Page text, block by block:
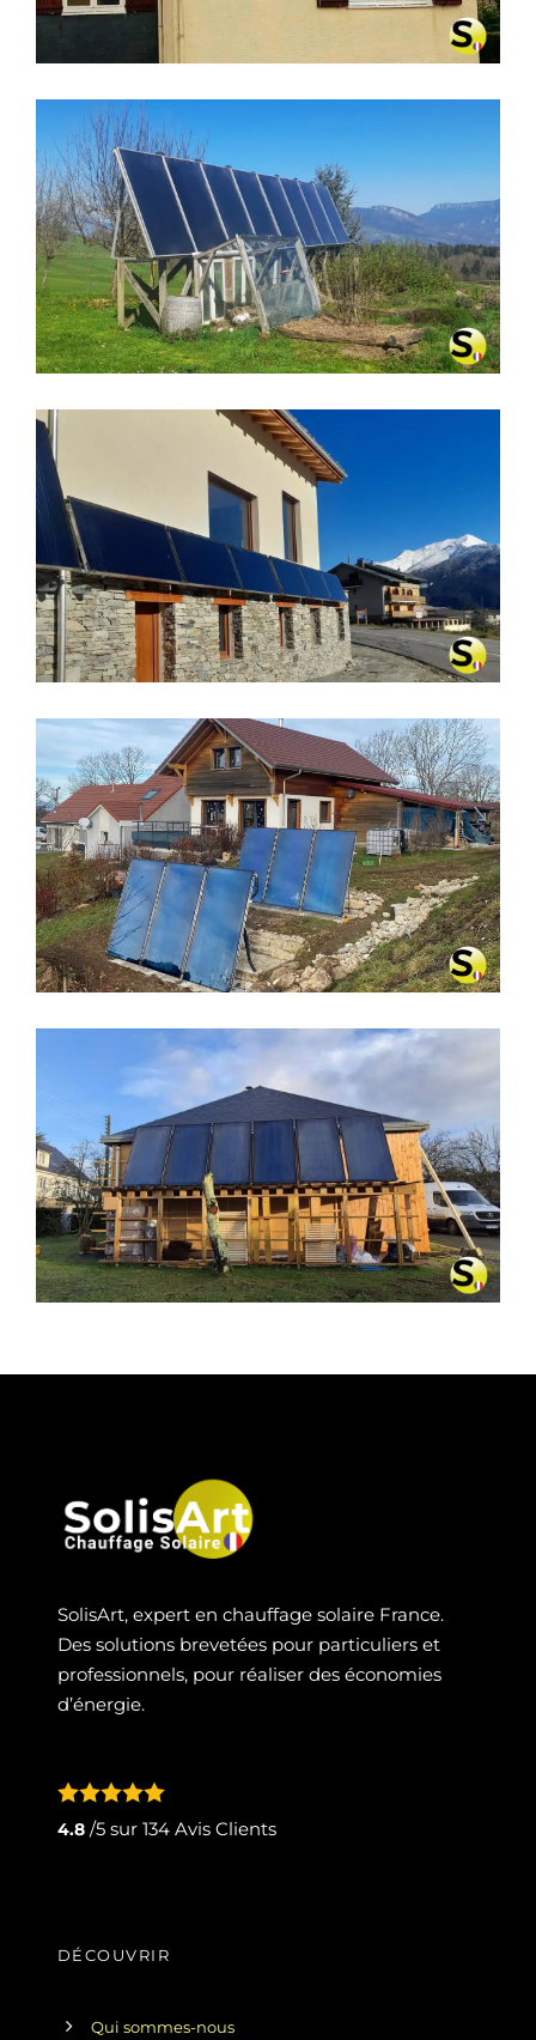
CHAUFFAGE SOLAIRE À MIRIBEL-
LÈS-ÉCHELLES (38380)
CHAUFFAGE SOLAIRE SOLISART À
AUSSOIS (73500)
CHAUFFAGE SOLAIRE SOLISART À
LA LATETTE (39250)
CHAUFFAGE SOLAIRE SOLISART À
PLESSÉ
SolisArt, expert en chauffage solaire France.
Des solutions brevetées pour particuliers et
professionnels, pour réaliser des économies
d’énergie.
4.8/5 sur 134Avis Clients
DÉCOUVRIR
Qui sommes-nous